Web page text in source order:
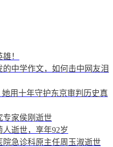
！
中学作文，如何击中网友泪
用十年守护东京审判历史真
专家侯刚逝世
逝世，享年92岁
急诊科原主任周玉淑逝世